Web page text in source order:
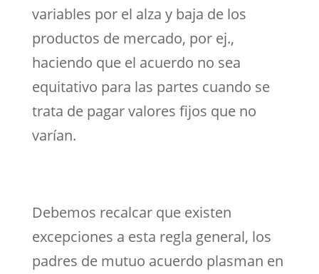
variables por el alza y baja de los
productos de mercado, por ej.,
haciendo que el acuerdo no sea
equitativo para las partes cuando se
trata de pagar valores fijos que no
varían.
Debemos recalcar que existen
excepciones a esta regla general, los
padres de mutuo acuerdo plasman en